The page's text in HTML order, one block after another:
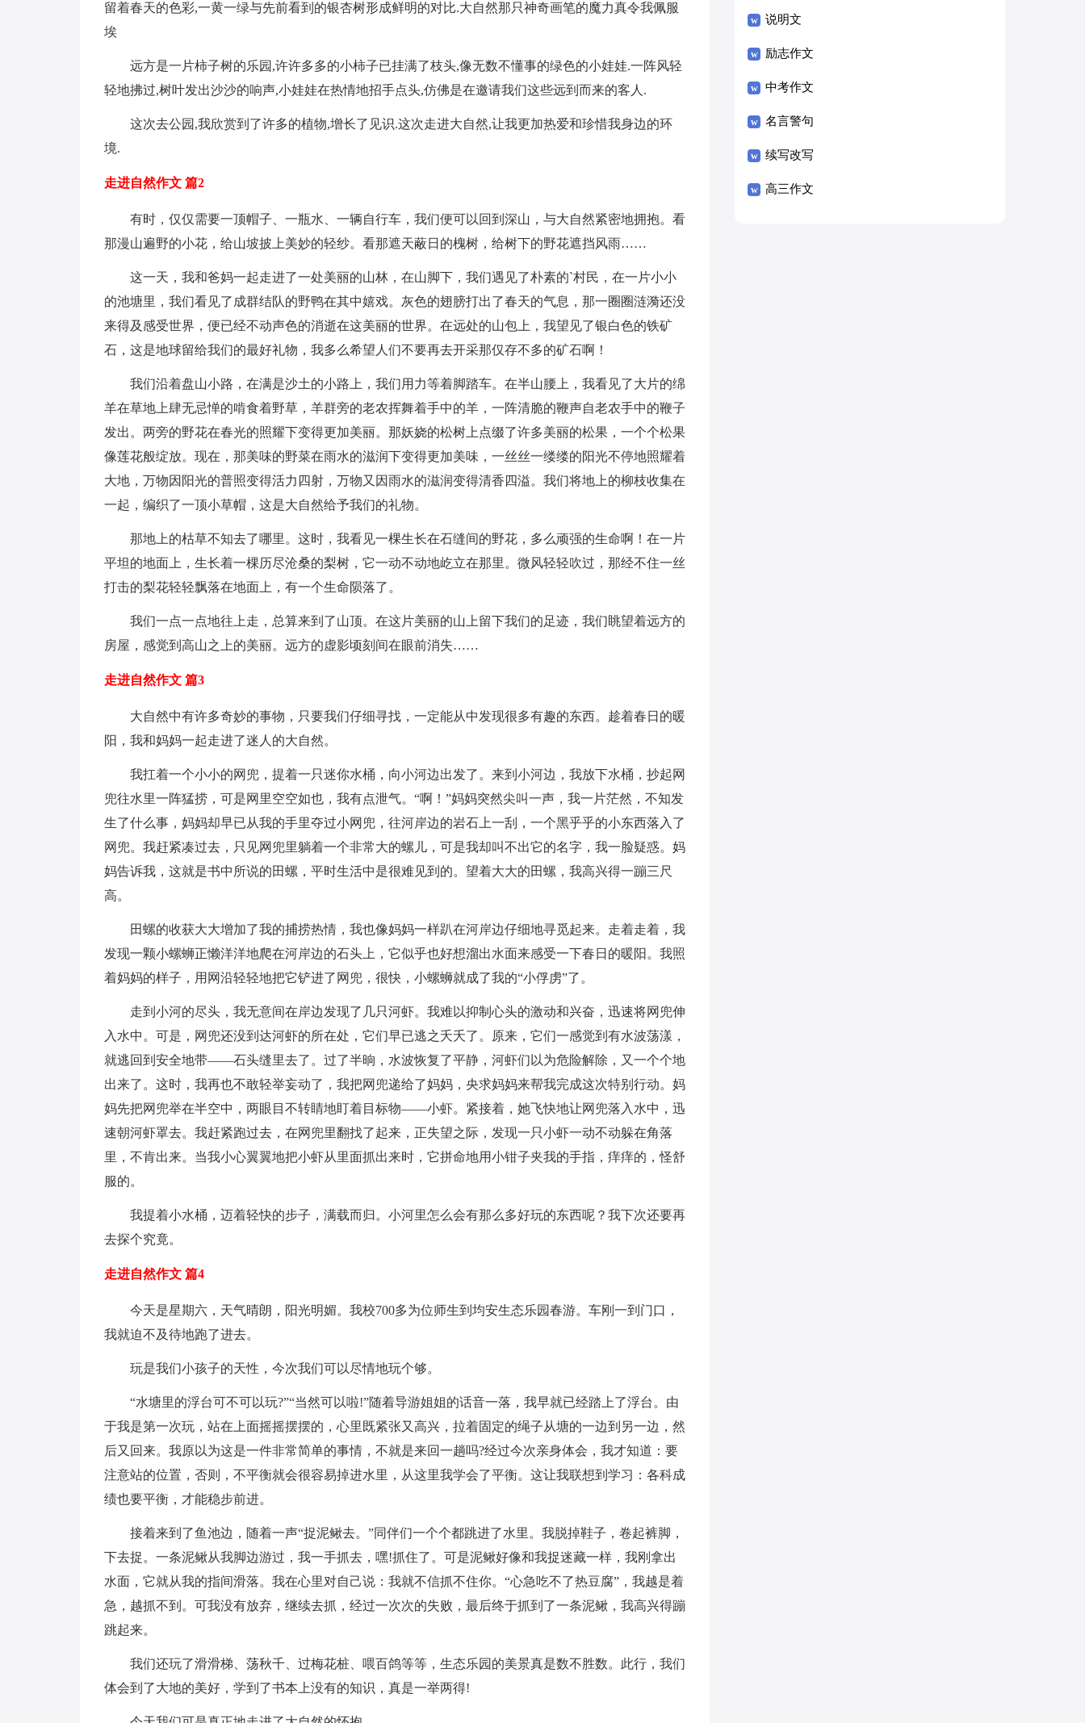
留着春天的色彩,一黄一绿与先前看到的银杏树形成鲜明的对比.大自然那只神奇画笔的魔力真令我佩服
埃
远方是一片柿子树的乐园,许许多多的小柿子已挂满了枝头,像无数不懂事的绿色的小娃娃.一阵风轻
轻地拂过,树叶发出沙沙的响声,小娃娃在热情地招手点头,仿佛是在邀请我们这些远到而来的客人.
这次去公园,我欣赏到了许多的植物,增长了见识.这次走进大自然,让我更加热爱和珍惜我身边的环
境.
走进自然作文 篇2
有时，仅仅需要一顶帽子、一瓶水、一辆自行车，我们便可以回到深山，与大自然紧密地拥抱。看
那漫山遍野的小花，给山坡披上美妙的轻纱。看那遮天蔽日的槐树，给树下的野花遮挡风雨……
这一天，我和爸妈一起走进了一处美丽的山林，在山脚下，我们遇见了朴素的`村民，在一片小小
的池塘里，我们看见了成群结队的野鸭在其中嬉戏。灰色的翅膀打出了春天的气息，那一圈圈涟漪还没
来得及感受世界，便已经不动声色的消逝在这美丽的世界。在远处的山包上，我望见了银白色的铁矿
石，这是地球留给我们的最好礼物，我多么希望人们不要再去开采那仅存不多的矿石啊！
我们沿着盘山小路，在满是沙土的小路上，我们用力等着脚踏车。在半山腰上，我看见了大片的绵
羊在草地上肆无忌惮的啃食着野草，羊群旁的老农挥舞着手中的羊，一阵清脆的鞭声自老农手中的鞭子
发出。两旁的野花在春光的照耀下变得更加美丽。那妖娆的松树上点缀了许多美丽的松果，一个个松果
像莲花般绽放。现在，那美味的野菜在雨水的滋润下变得更加美味，一丝丝一缕缕的阳光不停地照耀着
大地，万物因阳光的普照变得活力四射，万物又因雨水的滋润变得清香四溢。我们将地上的柳枝收集在
一起，编织了一顶小草帽，这是大自然给予我们的礼物。
那地上的枯草不知去了哪里。这时，我看见一棵生长在石缝间的野花，多么顽强的生命啊！在一片
平坦的地面上，生长着一棵历尽沧桑的梨树，它一动不动地屹立在那里。微风轻轻吹过，那经不住一丝
打击的梨花轻轻飘落在地面上，有一个生命陨落了。
我们一点一点地往上走，总算来到了山顶。在这片美丽的山上留下我们的足迹，我们眺望着远方的
房屋，感觉到高山之上的美丽。远方的虚影顷刻间在眼前消失……
走进自然作文 篇3
大自然中有许多奇妙的事物，只要我们仔细寻找，一定能从中发现很多有趣的东西。趁着春日的暖
阳，我和妈妈一起走进了迷人的大自然。
我扛着一个小小的网兜，提着一只迷你水桶，向小河边出发了。来到小河边，我放下水桶，抄起网
兜往水里一阵猛捞，可是网里空空如也，我有点泄气。“啊！”妈妈突然尖叫一声，我一片茫然，不知发
生了什么事，妈妈却早已从我的手里夺过小网兜，往河岸边的岩石上一刮，一个黑乎乎的小东西落入了
网兜。我赶紧凑过去，只见网兜里躺着一个非常大的螺儿，可是我却叫不出它的名字，我一脸疑惑。妈
妈告诉我，这就是书中所说的田螺，平时生活中是很难见到的。望着大大的田螺，我高兴得一蹦三尺
高。
田螺的收获大大增加了我的捕捞热情，我也像妈妈一样趴在河岸边仔细地寻觅起来。走着走着，我
发现一颗小螺蛳正懒洋洋地爬在河岸边的石头上，它似乎也好想溜出水面来感受一下春日的暖阳。我照
着妈妈的样子，用网沿轻轻地把它铲进了网兜，很快，小螺蛳就成了我的“小俘虏”了。
走到小河的尽头，我无意间在岸边发现了几只河虾。我难以抑制心头的激动和兴奋，迅速将网兜伸
入水中。可是，网兜还没到达河虾的所在处，它们早已逃之夭夭了。原来，它们一感觉到有水波荡漾，
就逃回到安全地带——石头缝里去了。过了半晌，水波恢复了平静，河虾们以为危险解除，又一个个地
出来了。这时，我再也不敢轻举妄动了，我把网兜递给了妈妈，央求妈妈来帮我完成这次特别行动。妈
妈先把网兜举在半空中，两眼目不转睛地盯着目标物——小虾。紧接着，她飞快地让网兜落入水中，迅
速朝河虾罩去。我赶紧跑过去，在网兜里翻找了起来，正失望之际，发现一只小虾一动不动躲在角落
里，不肯出来。当我小心翼翼地把小虾从里面抓出来时，它拼命地用小钳子夹我的手指，痒痒的，怪舒
服的。
我提着小水桶，迈着轻快的步子，满载而归。小河里怎么会有那么多好玩的东西呢？我下次还要再
去探个究竟。
走进自然作文 篇4
今天是星期六，天气晴朗，阳光明媚。我校700多为位师生到均安生态乐园春游。车刚一到门口，
我就迫不及待地跑了进去。
玩是我们小孩子的天性，今次我们可以尽情地玩个够。
“水塘里的浮台可不可以玩?”“当然可以啦!”随着导游姐姐的话音一落，我早就已经踏上了浮台。由
于我是第一次玩，站在上面摇摇摆摆的，心里既紧张又高兴，拉着固定的绳子从塘的一边到另一边，然
后又回来。我原以为这是一件非常简单的事情，不就是来回一趟吗?经过今次亲身体会，我才知道：要
注意站的位置，否则，不平衡就会很容易掉进水里，从这里我学会了平衡。这让我联想到学习：各科成
绩也要平衡，才能稳步前进。
接着来到了鱼池边，随着一声“捉泥鳅去。”同伴们一个个都跳进了水里。我脱掉鞋子，卷起裤脚，
下去捉。一条泥鳅从我脚边游过，我一手抓去，嘿!抓住了。可是泥鳅好像和我捉迷藏一样，我刚拿出
水面，它就从我的指间滑落。我在心里对自己说：我就不信抓不住你。“心急吃不了热豆腐”，我越是着
急，越抓不到。可我没有放弃，继续去抓，经过一次次的失败，最后终于抓到了一条泥鳅，我高兴得蹦
跳起来。
我们还玩了滑滑梯、荡秋千、过梅花桩、喂百鸽等等，生态乐园的美景真是数不胜数。此行，我们
体会到了大地的美好，学到了书本上没有的知识，真是一举两得!
说明文
励志作文
中考作文
名言警句
续写改写
高三作文